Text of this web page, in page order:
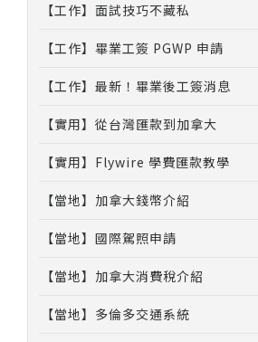
【工作】面試技巧不藏私
【工作】畢業工簽 PGWP 申請
【工作】最新！畢業後工簽消息
【實用】從台灣匯款到加拿大
【實用】Flywire 學費匯款教學
【當地】加拿大錢幣介紹
【當地】國際駕照申請
【當地】加拿大消費稅介紹
【當地】多倫多交通系統